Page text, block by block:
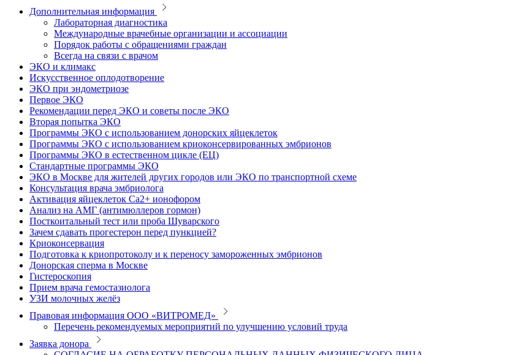
Дополнительная информация
Лабораторная диагностика
Международные врачебные организации и ассоциации
Порядок работы с обращениями граждан
Всегда на связи с врачом
ЭКО и климакс
Искусственное оплодотворение
ЭКО при эндометриозе
Первое ЭКО
Рекомендации перед ЭКО и советы после ЭКО
Вторая попытка ЭКО
Программы ЭКО с использованием донорских яйцеклеток
Программы ЭКО с использованием криоконсервированных эмбрионов
Программы ЭКО в естественном цикле (ЕЦ)
Стандартные программы ЭКО
ЭКО в Москве для жителей других городов или ЭКО по транспортной схеме
Консультация врача эмбриолога
Активация яйцеклеток Са2+ ионофором
Анализ на АМГ (антимюллеров гормон)
Посткоитальный тест или проба Шуварского
Зачем сдавать прогестерон перед пункцией?
Криоконсервация
Подготовка к криопротоколу и к переносу замороженных эмбрионов
Донорская сперма в Москве
Гистероскопия
Прием врача гемостазиолога
УЗИ молочных желёз
Правовая информация ООО «ВИТРОМЕД»
Перечень рекомендуемых мероприятий по улучшению условий труда
Заявка донора